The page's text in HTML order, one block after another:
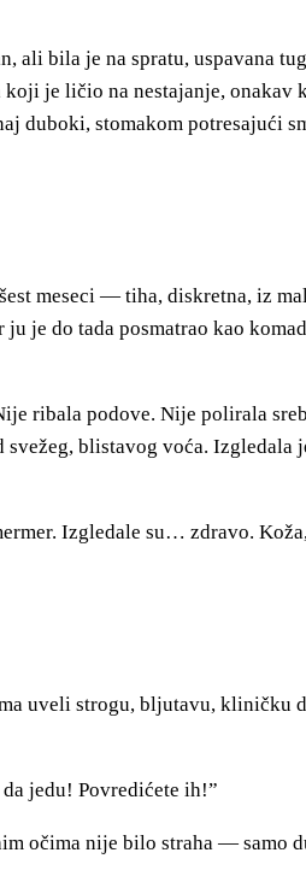
ali bila je na spratu, uspavana
je ličio na nestajanje, onakav
duboki, stomakom potresajući
meseci — tiha, diskretna, iz
je do tada posmatrao kao
ribala podove. Nije polirala
blistavog voća. Izgledala
Izgledale su… zdravo.
uveli strogu, bljutavu, kliničku
jedu! Povredićete ih!”
očima nije bilo straha — samo